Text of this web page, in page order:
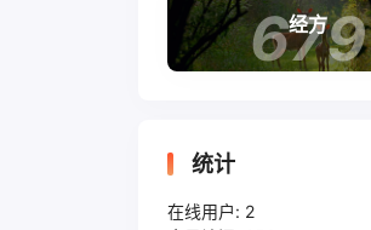
679
经方
统计
在线用户: 2